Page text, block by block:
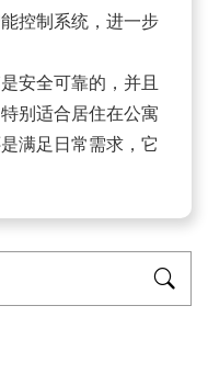
控制系统，进一步
全可靠的，并且
别适合居住在公寓
满足日常需求，它
